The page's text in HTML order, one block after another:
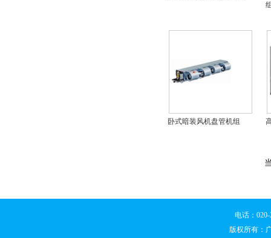
卧式暗装风机盘管机组
电话：
版权所有：